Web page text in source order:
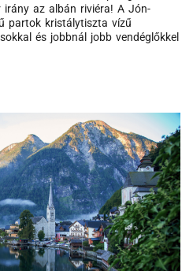
irány az albán riviéra! A Jón-
partok kristálytiszta vízű
és jobbnál jobb vendéglőkkel